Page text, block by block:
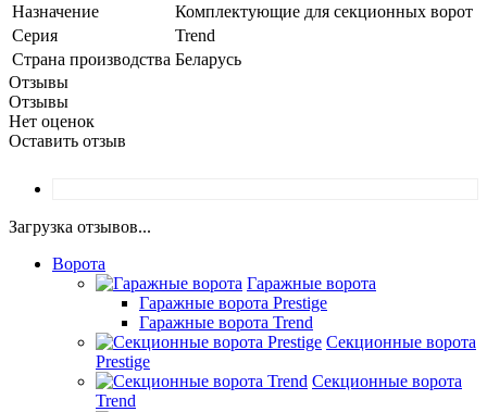
Назначение
Комплектующие для секционных ворот
Серия
Trend
Страна производства Беларусь
Отзывы
Отзывы
Нет оценок
Оставить отзыв
Загрузка отзывов...
Ворота
Гаражные ворота
Гаражные ворота Prestige
Гаражные ворота Trend
Секционные ворота
Prestige
Секционные ворота
Trend